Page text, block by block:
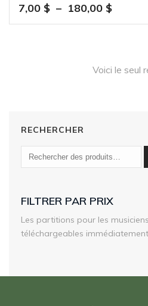
7,00 $ – 180,00 $Plage
de
Voici le seul
RECHERCHER
FILTRER PAR PRIX
Les partitions pour les
téléchargeables